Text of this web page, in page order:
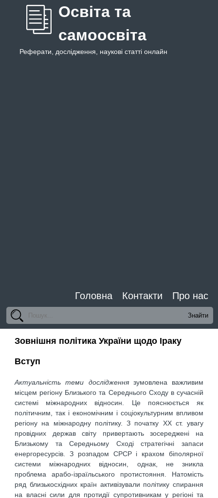
Освіта та
самоосвіта
Реферати, дослідження, наукові статті онлайн
Головна Контакти Про нас
Зовнішня політика України щодо Іраку
Вступ
Актуальність теми дослідженнязумовлена важливим
місцем регіону Близького та Середнього Сходу в сучасній
системі міжнародних відносин. Це пояснюється як
політичним, так і економічним і соціокультурним впливом
регіону на міжнародну політику. З початку ХХ ст. увагу
провідних держав світу привертають зосереджені на
Близькому та Середньому Сході стратегічні запаси
енергоресурсів. З розпадом СРСР і крахом біполярної
системи міжнародних відносин, однак, не зникла
проблема арабо-ізраїльського протистояння. Натомість
ряд близькосхідних країн активізували політику спирання
на власні сили для протидії супротивникам у регіоні та